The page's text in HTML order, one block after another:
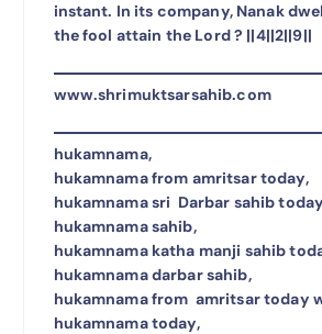
instant. In its company, Nanak
the fool attain the Lord ? ||4||2||9||
www.shrimuktsarsahib.com
hukamnama,
hukamnama from amritsar today,
hukamnama sri Darbar sahib
hukamnama sahib,
hukamnama katha manji sahib
hukamnama darbar sahib,
hukamnama from amritsar today
hukamnama today,